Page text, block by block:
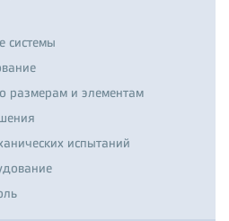
системы
размерам и элементам
испытаний